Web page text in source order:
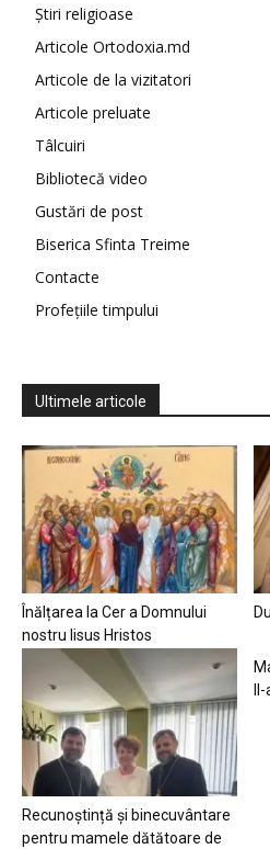
Știri religioase
Articole Ortodoxia.md
Articole de la vizitatori
Articole preluate
Tâlcuiri
Bibliotecă video
Gustări de post
Biserica Sfinta Treime
Contacte
Profețiile timpului
Ultimele articole
Înălțarea la Cer a Domnului
nostru Iisus Hristos
Recunoștință și binecuvântare
pentru mamele dătătoare de